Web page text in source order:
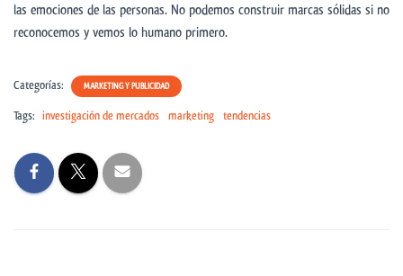
las emociones de las personas. No podemos construir marcas sólidas si no
reconocemos y vemos lo humano primero.
Categorías: MARKETING Y PUBLICIDAD
Tags: investigación de mercados marketing tendencias